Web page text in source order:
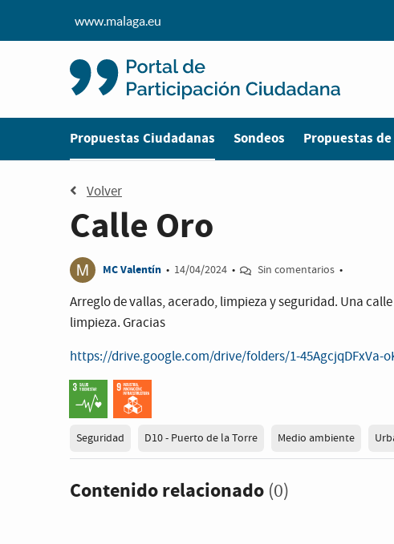
www.malaga.eu
Propuestas Ciudadanas Sondeos Propuestas
Volver
Calle Oro
M MC Valentín • 14/04/2024 • Sin comentarios •
Arreglo de vallas, acerado, limpieza y seguridad. Una
limpieza. Gracias
https://drive.google.com/drive/folders/1-45AgcjqDFxVa-
Seguridad D10 - Puerto de la Torre Medio ambiente
Contenido relacionado (0)